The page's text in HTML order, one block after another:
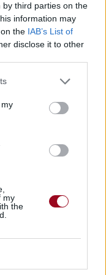
third parties on the
information may
the IAB’s List of
disclose it to other
my
the